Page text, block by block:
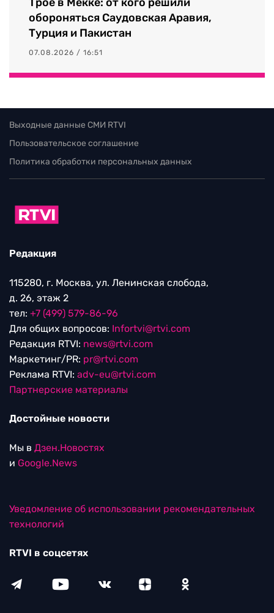
обороняться Саудовская Аравия,
Турция и Пакистан
07.08.2026 / 16:51
Выходные данные СМИ RTVI
Пользовательское соглашение
Политика обработки персональных данных
Редакция
115280, г. Москва, ул. Ленинская слобода,
д. 26, этаж 2
тел: +7 (499) 579-86-96
Для общих вопросов: Infortvi@rtvi.com
Редакция RTVI: news@rtvi.com
Маркетинг/PR: pr@rtvi.com
Реклама RTVI: adv-eu@rtvi.com
Партнерские материалы
Достойные новости
Мы в Дзен.Новостях
и Google.News
Уведомление об использовании рекомендательных
технологий
RTVI в соцсетях